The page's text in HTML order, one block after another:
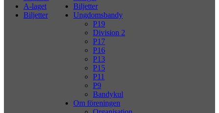
Biljetter
Ungdomsbandy
P19
Division 2
P17
P16
P13
P15
P11
P9
Bandykul
Om föreningen
A-laget
Biljetter